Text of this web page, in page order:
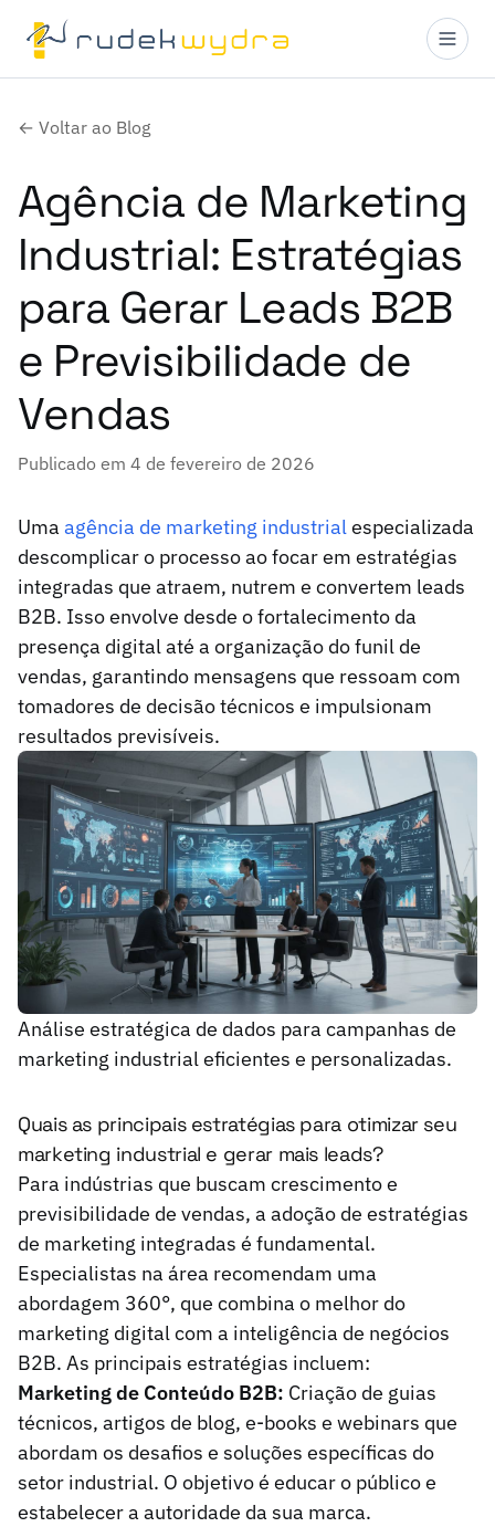
← Voltar ao Blog
Agência de Marketing
Industrial: Estratégias
para Gerar Leads B2B
e Previsibilidade de
Vendas
Publicado em 4 de fevereiro de 2026
Uma agência de marketing industrialespecializada
descomplicar o processo ao focar em estratégias
integradas que atraem, nutrem e convertem leads
B2B. Isso envolve desde o fortalecimento da
presença digital até a organização do funil de
vendas, garantindo mensagens que ressoam com
tomadores de decisão técnicos e impulsionam
resultados previsíveis.
Análise estratégica de dados para campanhas de
marketing industrial eficientes e personalizadas.
Quais as principais estratégias para otimizar seu
marketing industrial e gerar mais leads?
Para indústrias que buscam crescimento e
previsibilidade de vendas, a adoção de estratégias
de marketing integradas é fundamental.
Especialistas na área recomendam uma
abordagem 360°, que combina o melhor do
marketing digital com a inteligência de negócios
B2B. As principais estratégias incluem:
Marketing de Conteúdo B2B: Criação de guias
técnicos, artigos de blog, e-books e webinars que
abordam os desafios e soluções específicas do
setor industrial. O objetivo é educar o público e
estabelecer a autoridade da sua marca.